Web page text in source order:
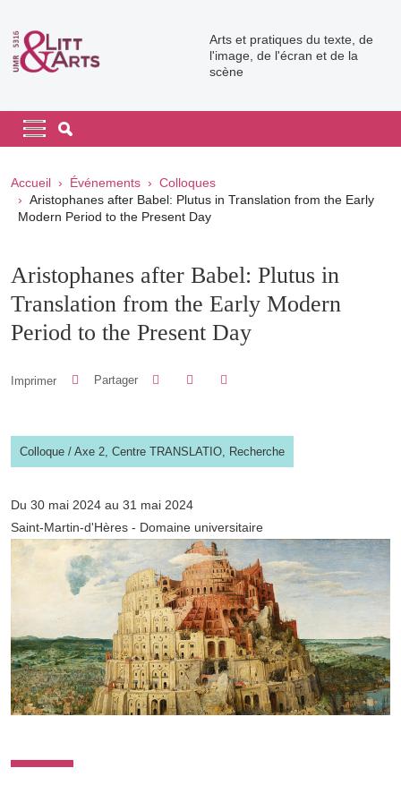
Arts et pratiques du texte, de
l'image, de l'écran et de la
scène
Navigation principale
Navigation principale mobile
Fil d'Ariane
Accueil Événements
Colloques
Aristophanes after Babel: Plutus in Translation from the Early
Modern Period to the Present Day
Aristophanes after Babel: Plutus in
Translation from the Early Modern
Period to the Present Day
Imprimer Partager Partager sur Facebook
Partager sur LinkedIn
Colloque / Axe 2, Centre TRANSLATIO, Recherche
Du 30 mai 2024 au 31 mai 2024
Saint-Martin-d'Hères - Domaine universitaire